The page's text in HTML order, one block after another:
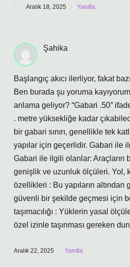
Aralık 18, 2025 Yanıtla
Şahika
Başlangıç akıcı ilerliyor, fakat
Ben burada şu yoruma
anlama geliyor? “Gabari .50”
. metre yüksekliğe kadar
bir gabari sınırı, genellikle tek
yapılar için geçerlidir. Gabari ile
Gabari ile ilgili olanlar: Araçların
genişlik ve uzunluk ölçüleri. Yol,
özellikleri : Bu yapıların altından
güvenli bir şekilde geçmesi için
taşımacılığı : Yüklerin yasal
özel izinle taşınması gereken
Aralık 22, 2025 Yanıtla